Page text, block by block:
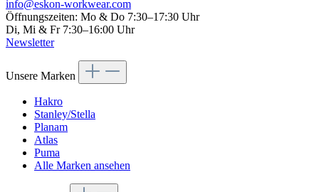
info@eskon-workwear.com
Öffnungszeiten: Mo & Do 7:30–17:30 Uhr
Di, Mi & Fr 7:30–16:00 Uhr
Newsletter
Unsere Marken
Hakro
Stanley/Stella
Planam
Atlas
Puma
Alle Marken ansehen